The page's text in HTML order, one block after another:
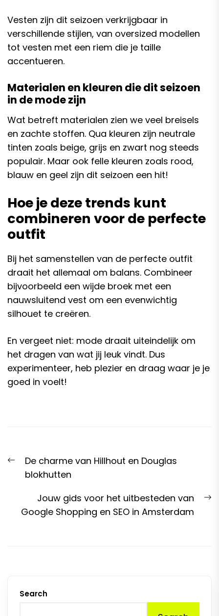
Vesten zijn dit seizoen verkrijgbaar in
verschillende stijlen, van oversized modellen
tot vesten met een riem die je taille
accentueren.
Materialen en kleuren die dit seizoen
in de mode zijn
Wat betreft materialen zien we veel breisels
en zachte stoffen. Qua kleuren zijn neutrale
tinten zoals beige, grijs en zwart nog steeds
populair. Maar ook felle kleuren zoals rood,
blauw en geel zijn dit seizoen een hit!
Hoe je deze trends kunt
combineren voor de perfecte
outfit
Bij het samenstellen van de perfecte outfit
draait het allemaal om balans. Combineer
bijvoorbeeld een wijde broek met een
nauwsluitend vest om een evenwichtig
silhouet te creëren.
En vergeet niet: mode draait uiteindelijk om
het dragen van wat jij leuk vindt. Dus
experimenteer, heb plezier en draag waar je je
goed in voelt!
navigation
Previous
post:
De charme van Hillhout en Douglas
blokhutten
Jouw gids voor het uitbesteden van
Google Shopping en SEO in Amsterdam
Search